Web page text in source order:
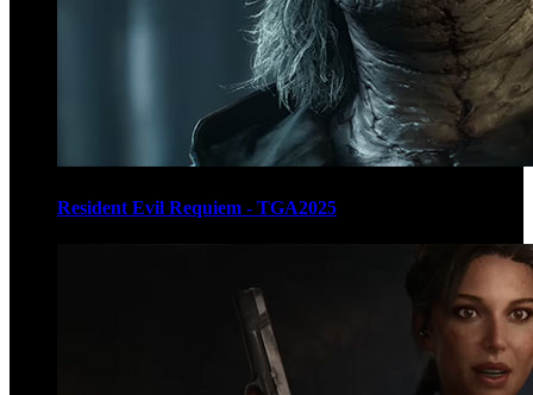
Resident Evil Requiem - TGA2025